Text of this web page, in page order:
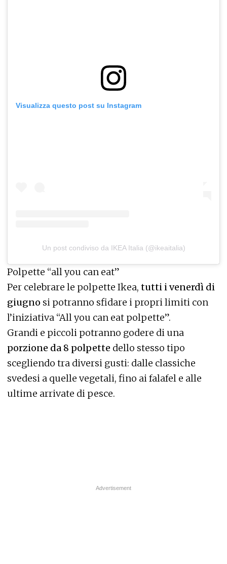
Visualizza questo post su Instagram
Un post condiviso da IKEA Italia (@ikeaitalia)
Polpette “all you can eat”
Per celebrare le polpette Ikea, tutti i venerdì di
giugno si potranno sfidare i propri limiti con
l’iniziativa “All you can eat polpette”.
Grandi e piccoli potranno godere di una
porzione da 8 polpette dello stesso tipo
scegliendo tra diversi gusti: dalle classiche
svedesi a quelle vegetali, fino ai falafel e alle
ultime arrivate di pesce.